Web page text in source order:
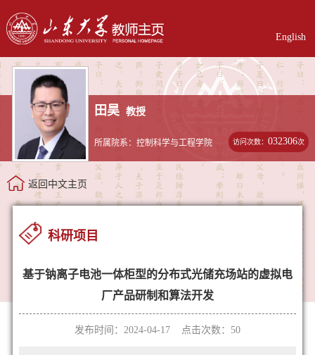
English
田昊 教授
所属院系：控制科学与工程学院 访问次数：032306次
返回中文主页
科研项目
基于钠离子电池一体柜型的分布式光储充场站的虚拟电
厂产品研制和算法开发
发布时间：2024-04-17 点击次数： 50